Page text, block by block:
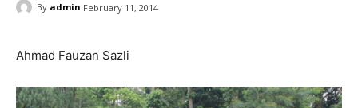
By admin February 11, 2014
Ahmad Fauzan Sazli